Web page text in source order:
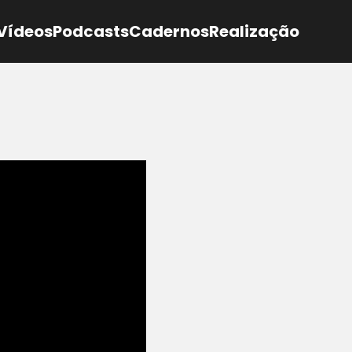
PodcastsCadernosRealização